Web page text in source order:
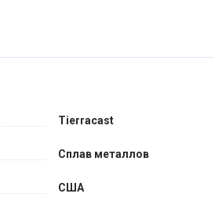
Tierracast
Сплав металлов
США